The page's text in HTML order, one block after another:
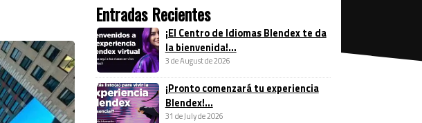
Entradas Recientes
¡El Centro de Idiomas Blendex te da
la bienvenida!...
3 de August de 2026
¡Pronto comenzará tu experiencia
Blendex!...
31 de July de 2026